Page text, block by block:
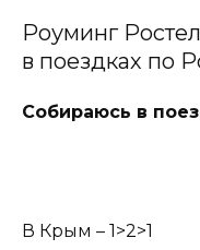
Роуминг
в поездках по
Собираюсь в
В Крым – 1>2>1